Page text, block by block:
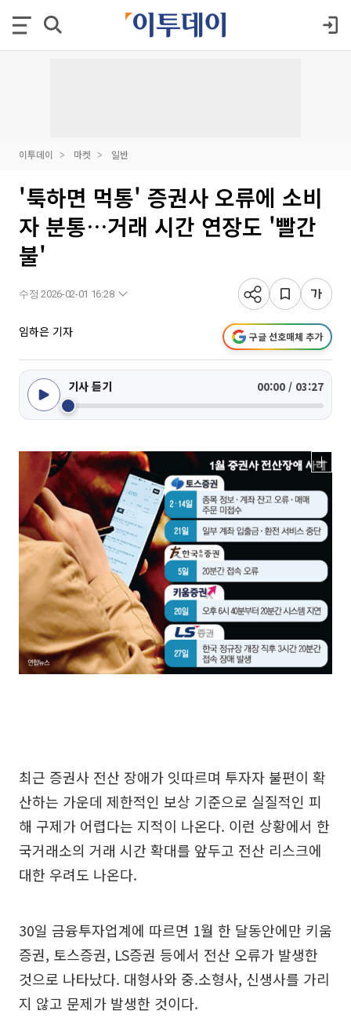
이투데이 마켓 일반
'툭하면 먹통' 증권사 오류에 소비
자 분통…거래 시간 연장도 '빨간
불'
수정 2026-02-01 16:28
임하은 기자 구글 선호매체 추가
기사 듣기 00:00 / 03:27
최근 증권사 전산 장애가 잇따르며 투자자 불편이 확
산하는 가운데 제한적인 보상 기준으로 실질적인 피
해 구제가 어렵다는 지적이 나온다. 이런 상황에서 한
국거래소의 거래 시간 확대를 앞두고 전산 리스크에
대한 우려도 나온다.
30일 금융투자업계에 따르면 1월 한 달동안에만 키움
증권, 토스증권, LS증권 등에서 전산 오류가 발생한
것으로 나타났다. 대형사와 중.소형사, 신생사를 가리
지 않고 문제가 발생한 것이다.